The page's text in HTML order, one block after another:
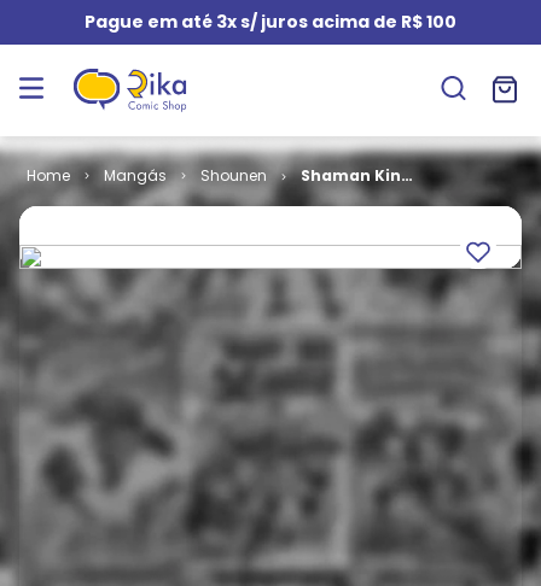
Pague em até 3x s/ juros acima de R$ 100
Mangás Shounen
Shaman King